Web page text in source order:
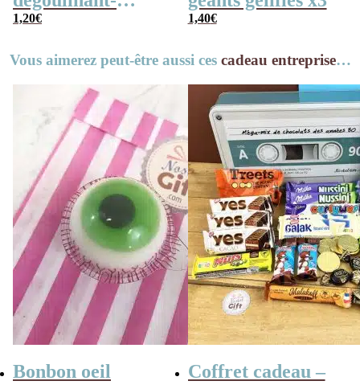
Bonbons
1,20€ 1,40€
Vous aimerez peut-être aussi ces cadeau entreprise…
Bonbon oeil
Coffret cadeau –